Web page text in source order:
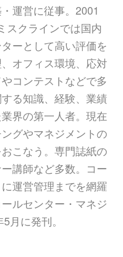
運営に従事。2001
スクラインでは国内
ーとして高い評価を
オフィス環境、応対
コンテストなどで多
る知識、経験、業績
界の第一人者。現在
グやマネジメントの
こなう。専門誌紙の
講師など多数。コー
運営管理までを網羅
ルセンター・マネジ
月に発刊。